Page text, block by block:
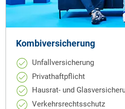
Kombi­versicherung
Unfallversicherung
Privathaftpflicht
Hausrat- und
Verkehrsrechtsschutz